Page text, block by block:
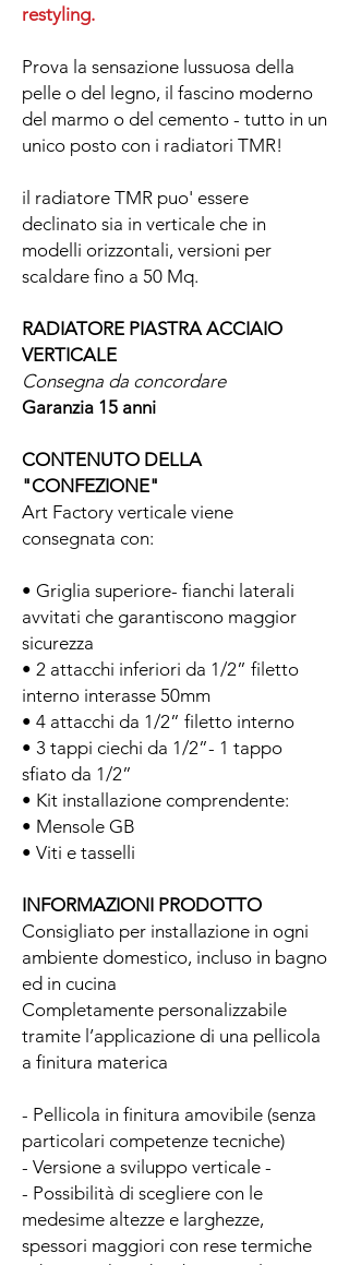
restyling.
Prova la sensazione lussuosa della
pelle o del legno, il fascino moderno
del marmo o del cemento - tutto in un
unico posto con i radiatori TMR!
il radiatore TMR puo' essere
declinato sia in verticale che in
modelli orizzontali, versioni per
scaldare fino a 50 Mq.
RADIATORE PIASTRA ACCIAIO
VERTICALE
Consegna da concordare
Garanzia 15 anni
CONTENUTO DELLA
"CONFEZIONE"
Art Factory verticale viene
consegnata con:
• Griglia superiore- fianchi laterali
avvitati che garantiscono maggior
sicurezza
• 2 attacchi inferiori da 1/2” filetto
interno interasse 50mm
• 4 attacchi da 1/2” filetto interno
• 3 tappi ciechi da 1/2”- 1 tappo
sfiato da 1/2”
• Kit installazione comprendente:
• Mensole GB
• Viti e tasselli
INFORMAZIONI PRODOTTO
Consigliato per installazione in ogni
ambiente domestico, incluso in bagno
ed in cucina
Completamente personalizzabile
tramite l’applicazione di una pellicola
a finitura materica
- Pellicola in finitura amovibile (senza
particolari competenze tecniche)
- Versione a sviluppo verticale -
- Possibilità di scegliere con le
medesime altezze e larghezze,
spessori maggiori con rese termiche